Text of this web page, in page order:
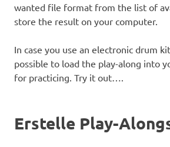
wanted file format from the list of
store the result on your computer.
In case you use an electronic drum
possible to load the play-along into
for practicing. Try it out….
Erstelle Play-